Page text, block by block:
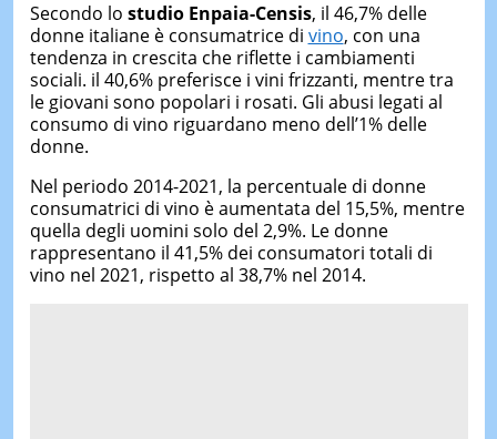
Secondo lo studio Enpaia-Censis, il 46,7% delle
donne italiane è consumatrice di vino, con una
tendenza in crescita che riflette i cambiamenti
sociali. il 40,6% preferisce i vini frizzanti, mentre tra
le giovani sono popolari i rosati. Gli abusi legati al
consumo di vino riguardano meno dell’1% delle
donne.
Nel periodo 2014-2021, la percentuale di donne
consumatrici di vino è aumentata del 15,5%, mentre
quella degli uomini solo del 2,9%. Le donne
rappresentano il 41,5% dei consumatori totali di
vino nel 2021, rispetto al 38,7% nel 2014.